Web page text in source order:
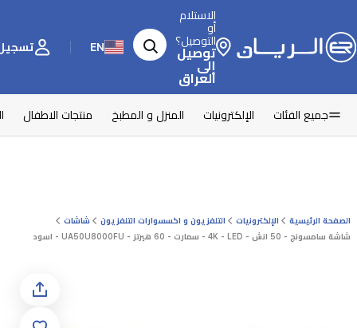
الاستلام
أو
التوصيل؟
توصيل
إلى
العراق
EN تسجيل
جميع الفئات الإلكترونيات المنزل و المطبخ منتجات الاطفال
الصفحة الرئيسية الإلكترونيات التلفزيون و اكسسوارات التلفزيون
شاشات
شاشة سامسونج - 50 انش - 4K - LED - سمارت - 60 هيرتز - UA50U8000FU - اسود